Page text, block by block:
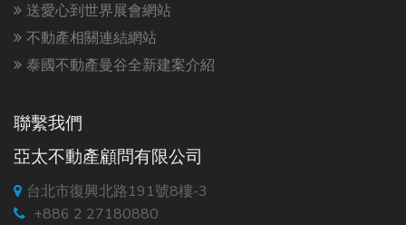
送愛心到世界展會網站
不動產相關連結網站
泰國不動產曼谷全新建案介紹
聯繫我們
亞太不動產顧問有限公司
台北市復興北路191號8樓-3
+886 2 27180880